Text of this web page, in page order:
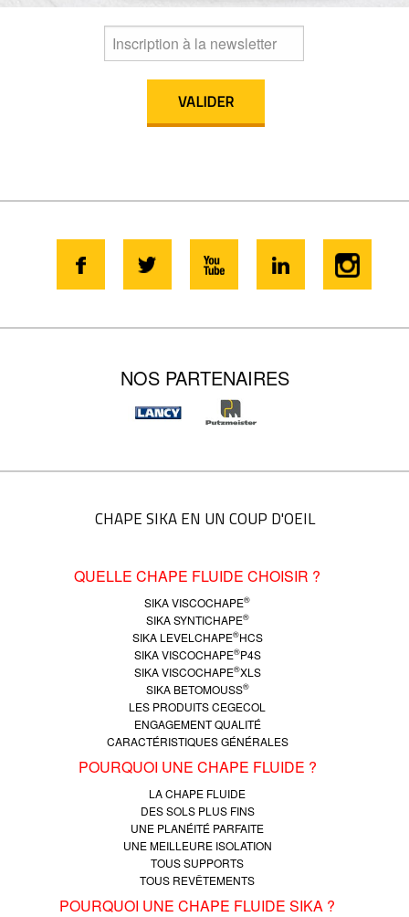
NOS PARTENAIRES
CHAPE SIKA EN UN COUP D'OEIL
QUELLE CHAPE FLUIDE CHOISIR ?
SIKA VISCOCHAPE®
SIKA SYNTICHAPE®
SIKA LEVELCHAPE®HCS
SIKA VISCOCHAPE®P4S
SIKA VISCOCHAPE®XLS
SIKA BETOMOUSS®
LES PRODUITS CEGECOL
ENGAGEMENT QUALITÉ
CARACTÉRISTIQUES GÉNÉRALES
POURQUOI UNE CHAPE FLUIDE ?
LA CHAPE FLUIDE
DES SOLS PLUS FINS
UNE PLANÉITÉ PARFAITE
UNE MEILLEURE ISOLATION
TOUS SUPPORTS
TOUS REVÊTEMENTS
POURQUOI UNE CHAPE FLUIDE SIKA ?